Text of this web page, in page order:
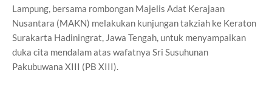
Lampung, bersama rombongan Majelis Adat Kerajaan
Nusantara (MAKN) melakukan kunjungan takziah ke Keraton
Surakarta Hadiningrat, Jawa Tengah, untuk menyampaikan
duka cita mendalam atas wafatnya Sri Susuhunan
Pakubuwana XIII (PB XIII).